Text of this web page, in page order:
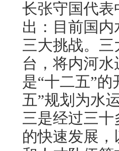
长张守国代
出：目前国
三大挑战。
台，将内河
是“十二五”
五”规划为水
三是经过三
的快速发展